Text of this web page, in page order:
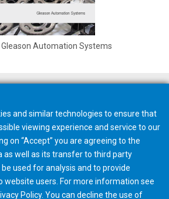
Gleason Automation Systems
and similar technologies to ensure that
viewing experience and service to our
on “Accept” you are agreeing to the
as well as its transfer to third party
used for analysis and to provide
website users. For more information see
Policy. You can decline the use of